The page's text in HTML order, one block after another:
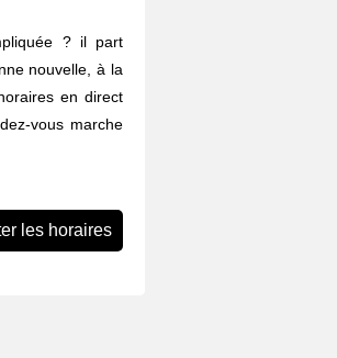
? il part
nouvelle, à la
en direct
vous marche
les horaires